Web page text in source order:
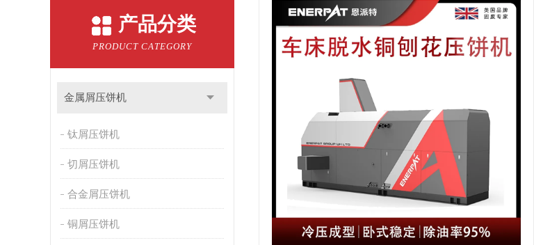
产品分类
PRODUCT CATEGORY
金属屑压饼机
钛屑压饼机
切屑压饼机
合金屑压饼机
铜屑压饼机